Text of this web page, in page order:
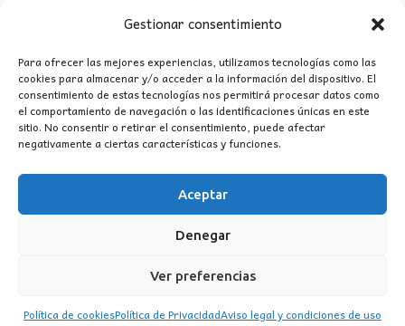
Gestionar consentimiento
Para ofrecer las mejores experiencias, utilizamos tecnologías como las
cookies para almacenar y/o acceder a la información del dispositivo. El
consentimiento de estas tecnologías nos permitirá procesar datos como
el comportamiento de navegación o las identificaciones únicas en este
sitio. No consentir o retirar el consentimiento, puede afectar
negativamente a ciertas características y funciones.
Aceptar
Denegar
Ver preferencias
Política de cookiesPolítica de PrivacidadAviso legal y condiciones de uso